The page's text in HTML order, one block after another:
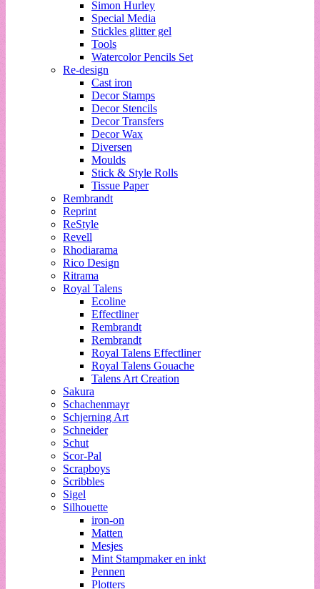
Simon Hurley
Special Media
Stickles glitter gel
Tools
Watercolor Pencils Set
Re-design
Cast iron
Decor Stamps
Decor Stencils
Decor Transfers
Decor Wax
Diversen
Moulds
Stick & Style Rolls
Tissue Paper
Rembrandt
Reprint
ReStyle
Revell
Rhodiarama
Rico Design
Ritrama
Royal Talens
Ecoline
Effectliner
Rembrandt
Rembrandt
Royal Talens Effectliner
Royal Talens Gouache
Talens Art Creation
Sakura
Schachenmayr
Schjerning Art
Schneider
Schut
Scor-Pal
Scrapboys
Scribbles
Sigel
Silhouette
iron-on
Matten
Mesjes
Mint Stampmaker en inkt
Pennen
Plotters